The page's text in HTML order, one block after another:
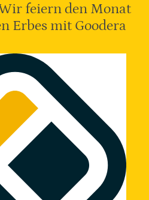
feiern den Monat
Erbes mit Goodera